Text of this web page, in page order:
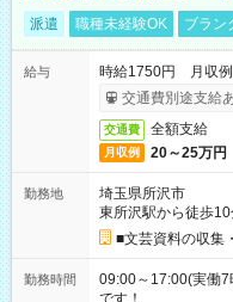
派遣 職種未経験OK ブラン
給与
時給1750円 月収例
交通費別途支給
交通費 全額支給
月収例 20～25万円
勤務地
埼玉県所沢市
東所沢駅から徒歩
■文芸資料の収集
勤務時間
09:00～17:00(実働
です！